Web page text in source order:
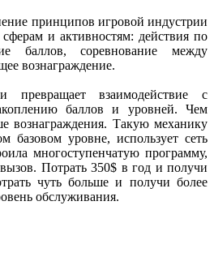
принципов игровой индустрии
и активностям: действия по
баллов, соревнование между
вознаграждение.
превращает взаимодействие с
баллов и уровней. Чем
вознаграждения. Такую механику
базовом уровне, использует сеть
многоступенчатую программу,
Потрать 350$ в год и получи
чуть больше и получи более
обслуживания.